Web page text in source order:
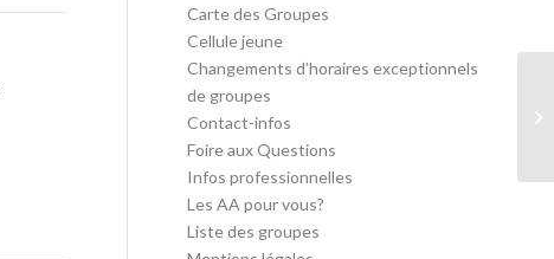
Carte des Groupes
Cellule jeune
Changements d’horaires exceptionnels
de groupes
Contact-infos
Foire aux Questions
Infos professionnelles
Les AA pour vous?
Liste des groupes